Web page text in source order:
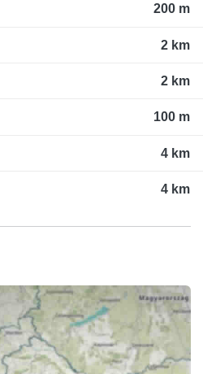
200 m
2 km
2 km
100 m
4 km
4 km